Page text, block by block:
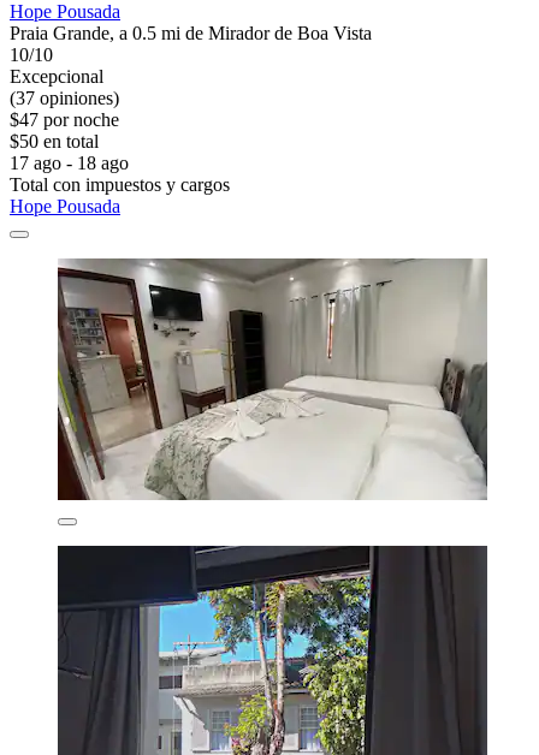
Hope Pousada
Praia Grande, a 0.5 mi de Mirador de Boa Vista
10/10
Excepcional
(37 opiniones)
$47 por noche
$50 en total
17 ago - 18 ago
Total con impuestos y cargos
Hope Pousada